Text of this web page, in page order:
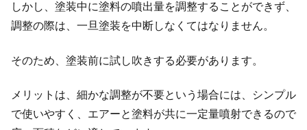
しかし、塗装中に塗料の噴出量を調整することができず、
調整の際は、一旦塗装を中断しなくてはなりません。
そのため、塗装前に試し吹きする必要があります。
メリットは、細かな調整が不要という場合には、シンプル
で使いやすく、エアーと塗料が共に一定量噴射できるので